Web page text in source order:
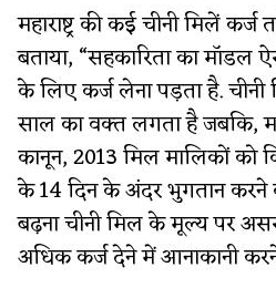
महाराष्ट्र की कई चीनी मिलें
बताया, “सहकारिता का मॉडल
के लिए कर्ज लेना पड़ता है.
साल का वक्त लगता है जबकि,
कानून, 2013 मिल मालिकों को
के 14 दिन के अंदर भुगतान करने
बढ़ना चीनी मिल के मूल्य पर
अधिक कर्ज देने में आनाकानी